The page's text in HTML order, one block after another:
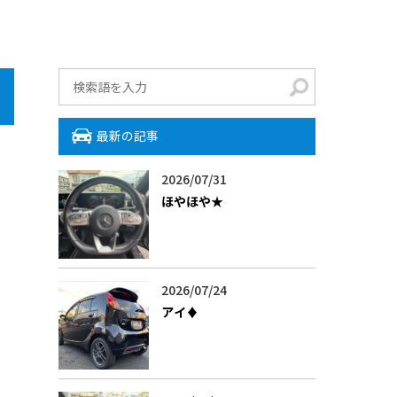
最新の記事
2026/07/31
ほやほや★
2026/07/24
アイ♦️